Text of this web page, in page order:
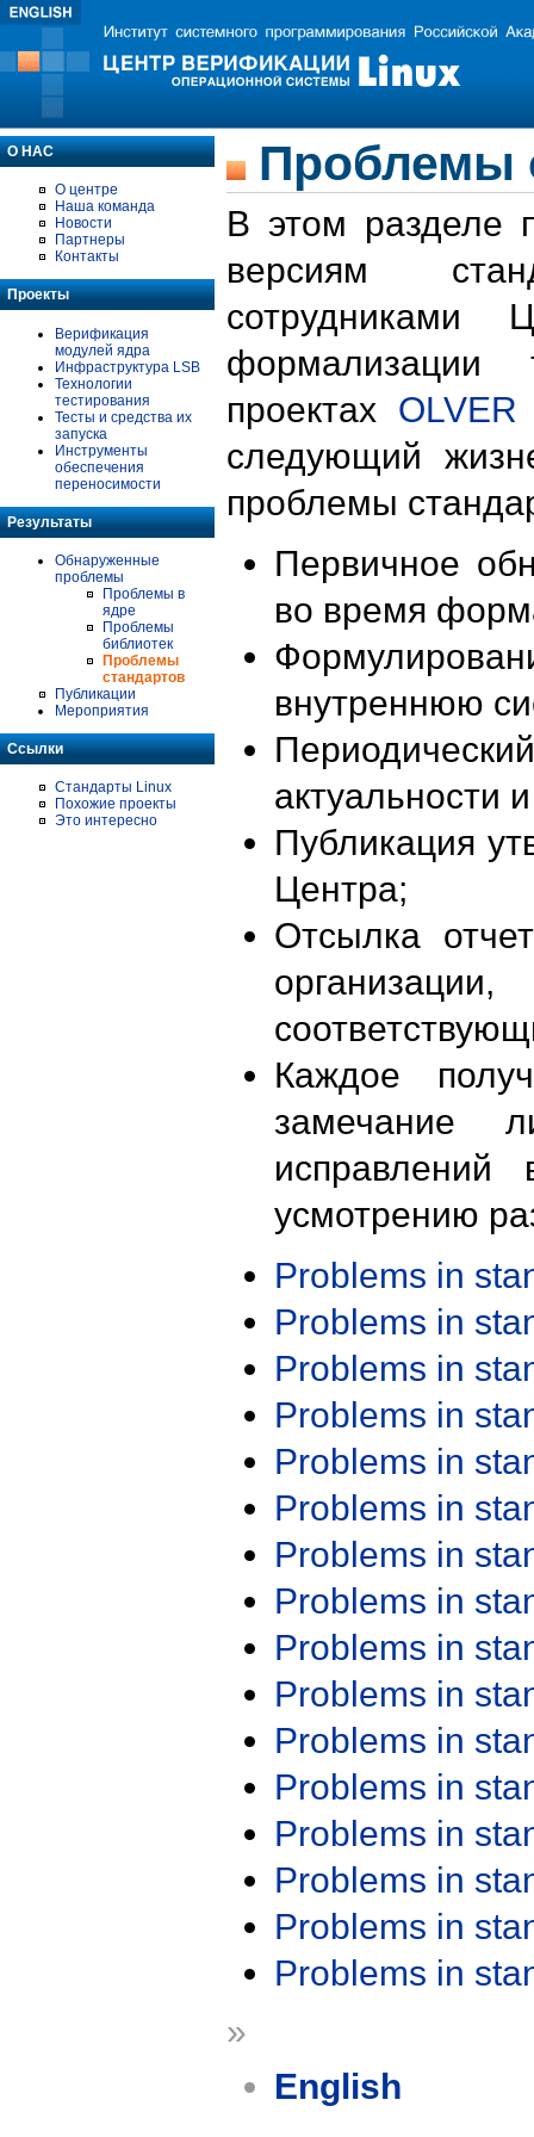
О НАС
О центре
Наша команда
Новости
Партнеры
Контакты
Проекты
Верификация
модулей ядра
Инфраструктура LSB
Технологии
тестирования
Тесты и средства их
запуска
Инструменты
обеспечения
переносимости
Результаты
Обнаруженные
проблемы
Проблемы в
ядре
Проблемы
библиотек
Проблемы
стандартов
Публикации
Мероприятия
Ссылки
Стандарты Linux
Похожие проекты
Это интересно
Проблемы
В этом разделе
версиям
формализации
проектах OLVER
следующий
проблемы
Первичное
во время
внутреннюю
актуальности
Публикация
Центра;
Отсылка
Каждое
замечание
исправлений
усмотрению
Problems in
Problems in
Problems in
Problems in
Problems in
Problems in
Problems in
Problems in
Problems in
Problems in
Problems in
Problems in
Problems in
Problems in
Problems in
Problems in
»
English